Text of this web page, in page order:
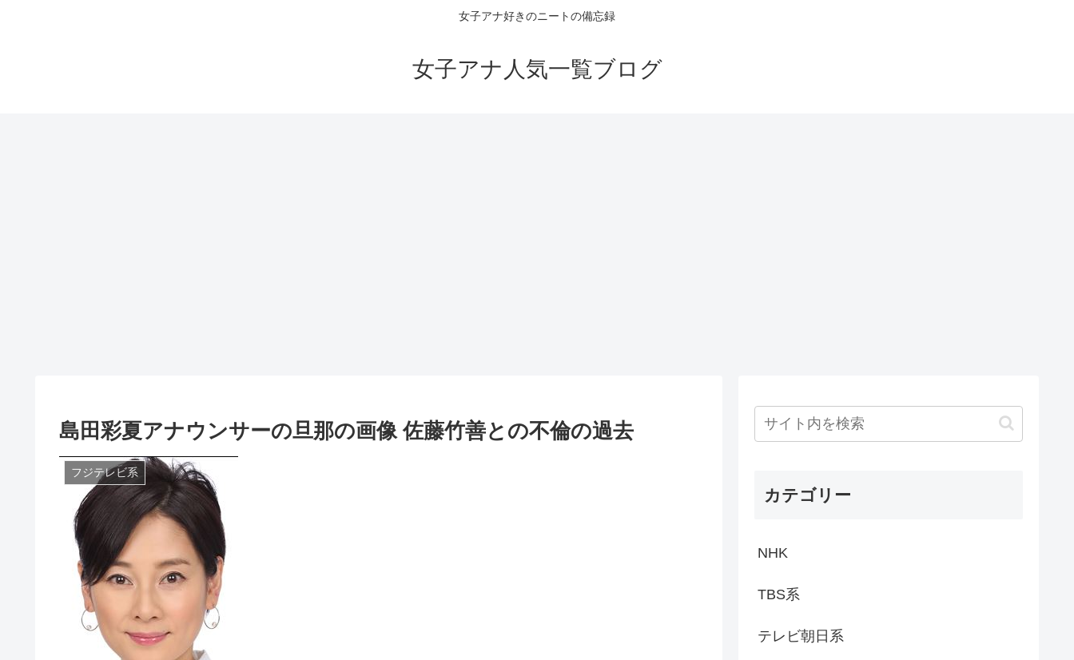
女子アナ好きのニートの備忘録
女子アナ人気一覧ブログ
島田彩夏アナウンサーの旦那の画像 佐藤竹善との不倫の過去
フジテレビ系
カテゴリー
NHK
TBS系
テレビ朝日系